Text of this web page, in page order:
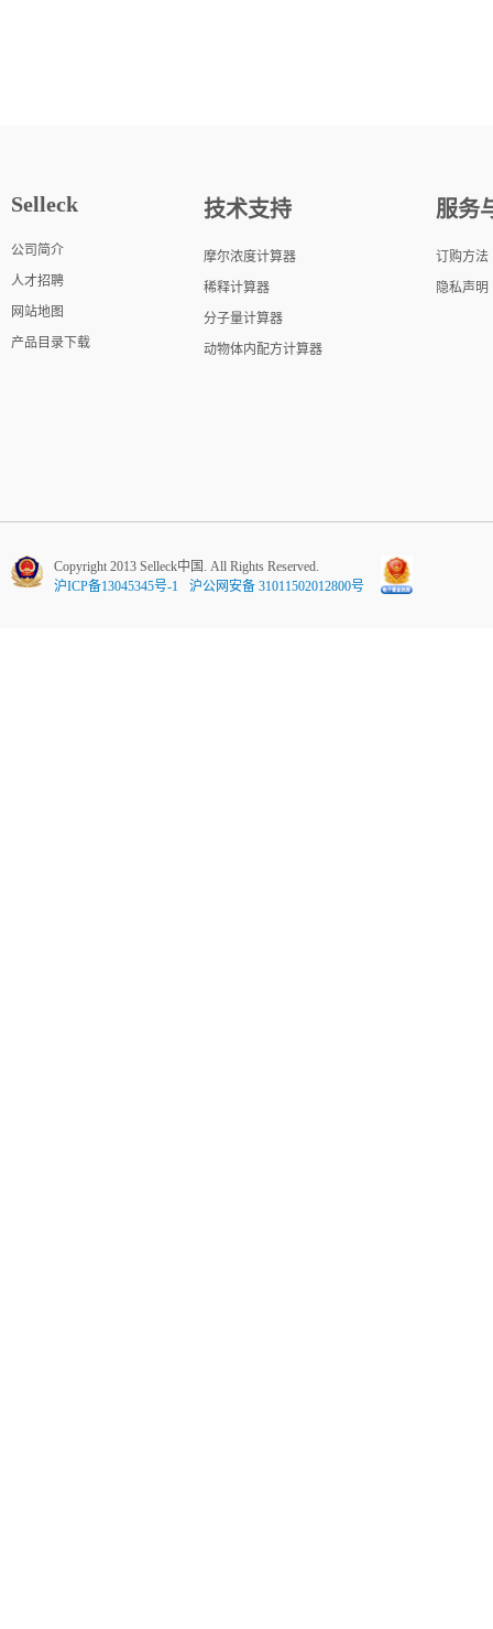
Selleck
公司简介
人才招聘
网站地图
产品目录下载
技术支持
摩尔浓度计算器
稀释计算器
分子量计算器
动物体内配方计算器
服务
订购方法
隐私声明
Copyright 2013 Selleck中国. All Rights Reserved.
沪ICP备13045345号-1
沪公网安备 31011502012800号